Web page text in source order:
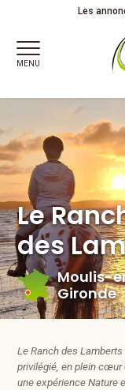
Le Ranch desLes
MENU
Le
des
Moulis-
Gironde
Le Ranch des
privilégié, en plein cœur
une expérience Nature